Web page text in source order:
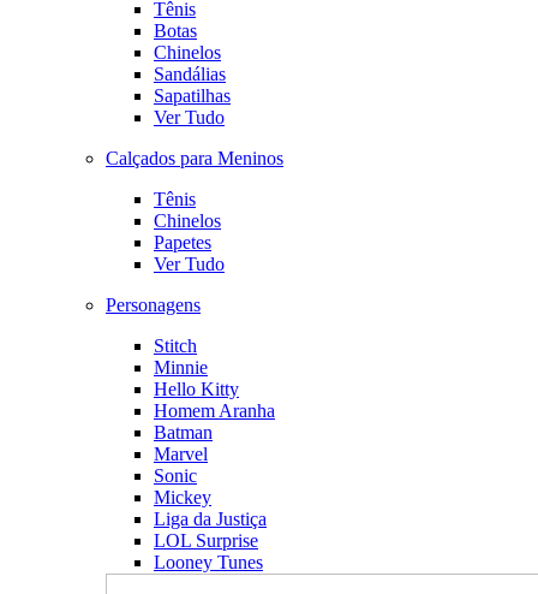
Tênis
Botas
Chinelos
Sandálias
Sapatilhas
Ver Tudo
Calçados para Meninos
Tênis
Chinelos
Papetes
Ver Tudo
Personagens
Stitch
Minnie
Hello Kitty
Homem Aranha
Batman
Marvel
Sonic
Mickey
Liga da Justiça
LOL Surprise
Looney Tunes